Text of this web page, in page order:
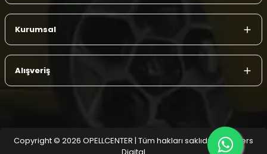
Kurumsal
Alışveriş
Copyright © 2026 OPELLCENTER | Tüm hakları saklıdır.
| Reliefers